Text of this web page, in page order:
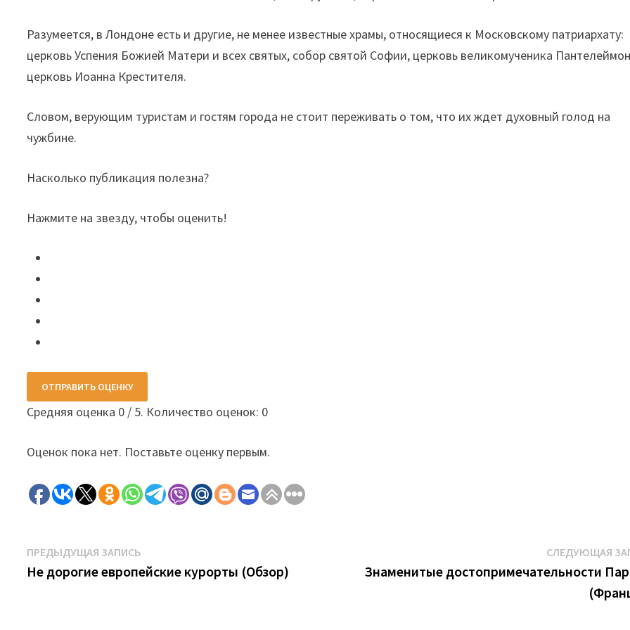
Разумеется, в Лондоне есть и другие, не менее известные храмы, относящиеся к Московскому патриархату:
церковь Успения Божией Матери и всех святых, собор святой Софии, церковь великомученика
церковь Иоанна Крестителя.
Словом, верующим туристам и гостям города не стоит переживать о том, что их ждет духовный голод на
чужбине.
Насколько публикация полезна?
Нажмите на звезду, чтобы оценить!
ОТПРАВИТЬ ОЦЕНКУ
Средняя оценка 0 / 5. Количество оценок: 0
Оценок пока нет. Поставьте оценку первым.
Навигация
по
ПРЕДЫДУЩАЯ ЗАПИСЬ
запись:
Не дорогие европейские курорты (Обзор)
СЛЕДУЮЩАЯ
Знаменитые достопримечательности